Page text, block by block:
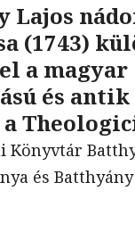
Lajos
(1743)
a magyar
és
Könyvtár
és